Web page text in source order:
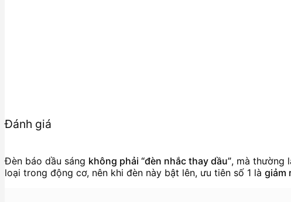
Đánh giá
Đèn báo dầu sáng không phải “đèn nhắc thay dầu”, mà thường
loại trong động cơ, nên khi đèn này bật lên, ưu tiên số 1 là giảm